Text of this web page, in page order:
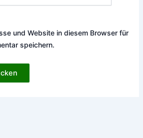
und Website in diesem Browser für
speichern.